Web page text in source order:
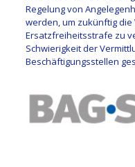
Regelung von
werden, um zukünftig
Ersatzfreiheitsstrafe zu
Schwierigkeit der
Beschäftigungsstellen